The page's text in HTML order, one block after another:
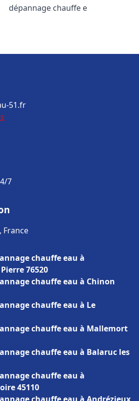
dépannage chauffe e
51.fr
7
France
chauffe eau à
76520
chauffe eau à Chinon
chauffe eau à Le
chauffe eau à Mallemort
chauffe eau à Balaruc les
chauffe eau à
45110